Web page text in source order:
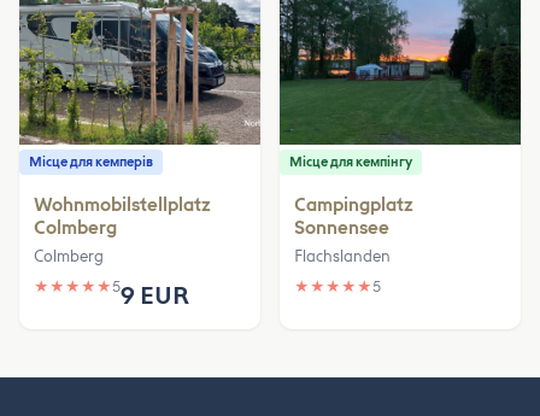
Місце для кемперів
Wohnmobilstellplatz
Colmberg
Colmberg
★ ★ ★ ★ ★59 EUR
Місце для кемпінгу
Campingplatz
Sonnensee
Flachslanden
★ ★ ★ ★ ★5